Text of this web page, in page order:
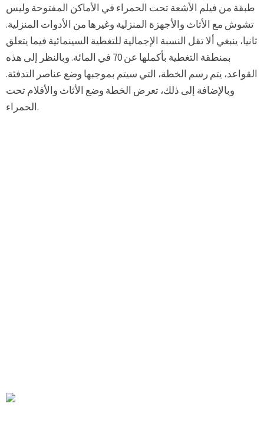
طبقة من فيلم الأشعة تحت الحمراء في الأماكن المفتوحة وليس
تشوش مع الأثاث والأجهزة المنزلية وغيرها من الأدوات المنزلية.
ثانيا، ينبغي ألا تقل النسبة الإجمالية للتغطية السينمائية فيما يتعلق
بمنطقة التغطية بأكملها عن 70 في المائة. وبالنظر إلى هذه
القواعد، يتم رسم الخطة، التي سيتم بموجبها وضع عناصر التدفئة.
وبالإضافة إلى ذلك، تعرض الخطة وضع الأثاث والأفلام تحت
الحمراء.